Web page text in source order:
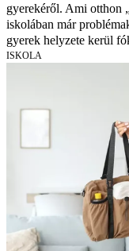
gyerekéről. Ami otthon
iskolában már
gyerek helyzete kerül
ISKOLA